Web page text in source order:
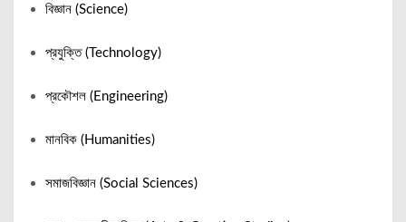
বিজ্ঞান (Science)
প্রযুক্তি (Technology)
প্রকৌশল (Engineering)
মানবিক (Humanities)
সমাজবিজ্ঞান (Social Sciences)